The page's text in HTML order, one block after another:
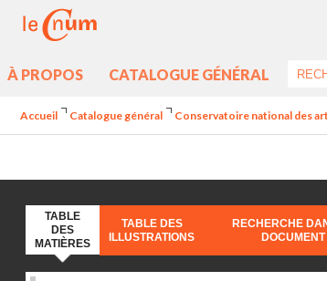
À PROPOS CATALOGUE GÉNÉRAL
Accueil Catalogue général Conservatoire national des
TABLE
DES
MATIÈRES
TABLE DES
ILLUSTRATIONS
RECHERCHE
DOCUMENT